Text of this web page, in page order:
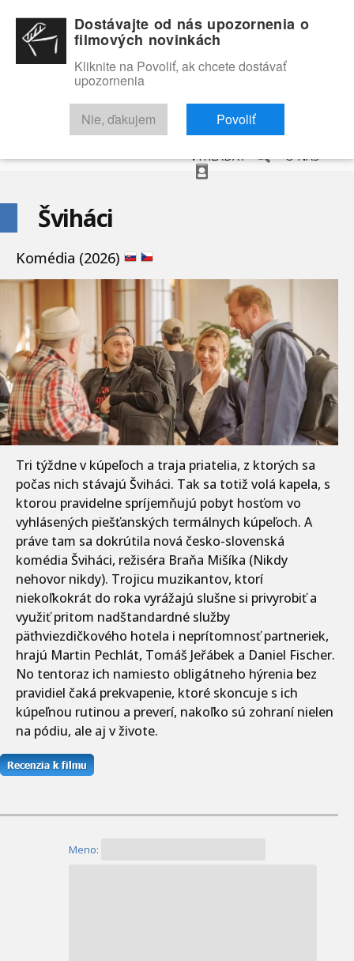
RECENZIE TRAILERY FILMOVÁ DATABÁZA
VYHĽADAŤ O NÁS
Šviháci
Komédia (2026)
Tri týždne v kúpeľoch a traja priatelia, z ktorých sa
počas nich stávajú Šviháci. Tak sa totiž volá kapela, s
ktorou pravidelne spríjemňujú pobyt hosťom vo
vyhlásených piešťanských termálnych kúpeľoch. A
práve tam sa dokrútila nová česko-slovenská
komédia Šviháci, režiséra Braňa Mišíka (Nikdy
nehovor nikdy). Trojicu muzikantov, ktorí
niekoľkokrát do roka vyrážajú slušne si privyrobiť a
využiť pritom nadštandardné služby
päťhviezdičkového hotela i neprítomnosť partneriek,
hrajú Martin Pechlát, Tomáš Jeřábek a Daniel Fischer.
No tentoraz ich namiesto obligátneho hýrenia bez
pravidiel čaká prekvapenie, ktoré skoncuje s ich
kúpeľnou rutinou a preverí, nakoľko sú zohraní nielen
na pódiu, ale aj v živote.
Meno:
Dostávajte od nás upozornenia o
filmových novinkách
Kliknite na Povoliť, ak chcete dostávať
upozornenia
Nie, ďakujem Povoliť